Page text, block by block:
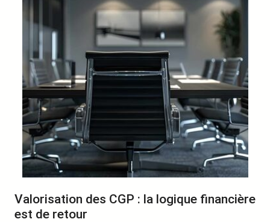
Valorisation des CGP : la logique financière
est de retour